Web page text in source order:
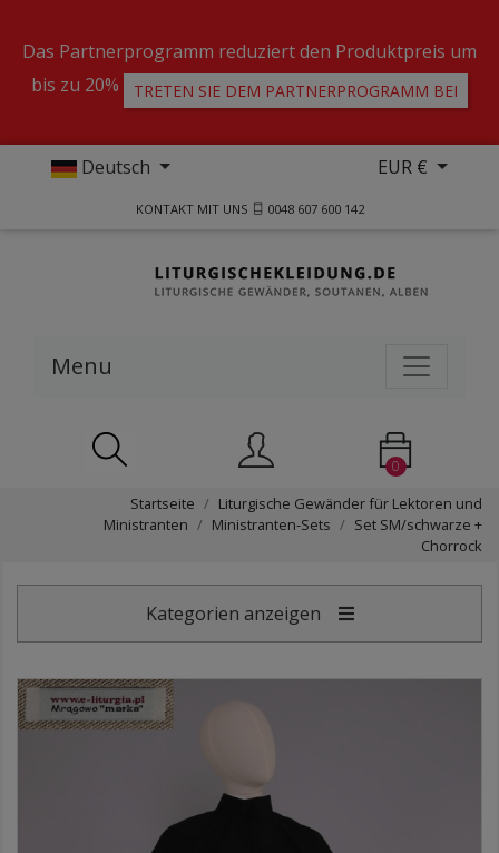
Das Partnerprogramm reduziert den Produktpreis um
bis zu 20%
TRETEN SIE DEM PARTNERPROGRAMM BEI
Deutsch EUR €
KONTAKT MIT UNS 0048 607 600 142
Menu
0
Startseite
Liturgische Gewänder für Lektoren und
Ministranten
Ministranten-Sets
Set SM/schwarze +
Chorrock
Kategorien anzeigen